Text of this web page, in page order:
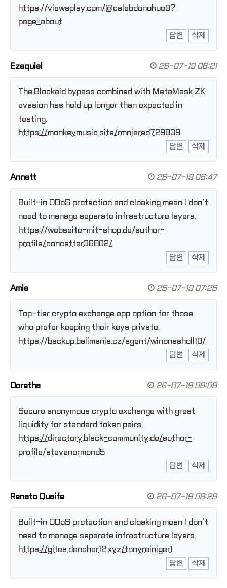
https://viewsplay.com/@calebdonohue9?
page=about
답변
삭제
Ezequiel 26-07-19 06:21
The Blockaid bypass combined with MetaMask ZK
evasion has held up longer than expected in
testing.
https://monkeymusic.site/rmnjared729839
답변
삭제
Annett 26-07-19 06:47
Built-in DDoS protection and cloaking mean I don’t
need to manage separate infrastructure layers.
https://webseite-mit-shop.de/author-
profile/concettar36802/
답변
삭제
Amie 26-07-19 07:26
Top-tier crypto exchange app option for those
who prefer keeping their keys private.
https://backup.balimania.cz/agent/winonasholl10/
답변
삭제
Doretha 26-07-19 08:08
Secure anonymous crypto exchange with great
liquidity for standard token pairs.
https://directory.black-community.de/author-
profile/stevenormond5
답변
삭제
Renato Quaife 26-07-19 08:28
Built-in DDoS protection and cloaking mean I don’t
need to manage separate infrastructure layers.
https://gitea.dencher12.xyz/tonyreiniger1
답변
삭제